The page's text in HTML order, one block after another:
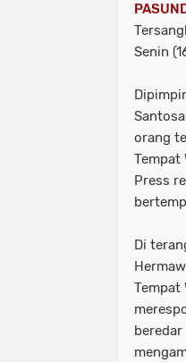
Senin
orang
Tempat
Press
Di
Tempat